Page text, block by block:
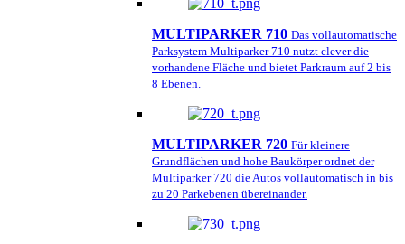
MULTIPARKER 710 Das vollautomatische
Parksystem Multiparker 710 nutzt clever die
vorhandene Fläche und bietet Parkraum auf 2 bis
8 Ebenen.
MULTIPARKER 720 Für kleinere
Grundflächen und hohe Baukörper ordnet der
Multiparker 720 die Autos vollautomatisch in bis
zu 20 Parkebenen übereinander.